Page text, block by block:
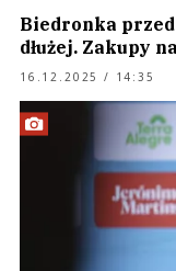
Biedronka
dłużej. Zakupy
16.12.2025 / 14:35